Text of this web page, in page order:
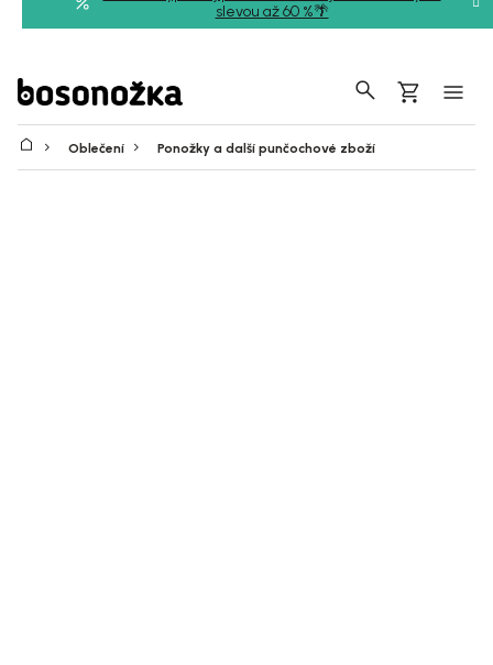
slevou až 60 %🌴
Hledat
Nákupní
košík
Oblečení Ponožky a další punčochové zboží